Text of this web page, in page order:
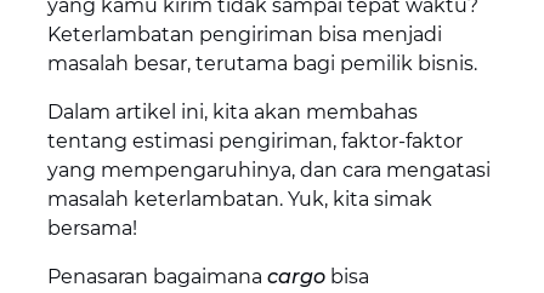
yang kamu kirim tidak sampai tepat waktu?
Keterlambatan pengiriman bisa menjadi
masalah besar, terutama bagi pemilik bisnis.
Dalam artikel ini, kita akan membahas
tentang estimasi pengiriman, faktor-faktor
yang mempengaruhinya, dan cara mengatasi
masalah keterlambatan. Yuk, kita simak
bersama!
Penasaran bagaimana cargobisa